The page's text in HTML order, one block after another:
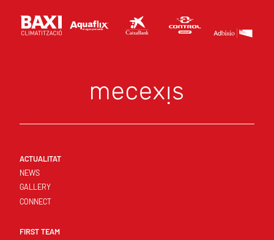
ACTUALITAT
NEWS
GALLERY
CONNECT
FIRST TEAM